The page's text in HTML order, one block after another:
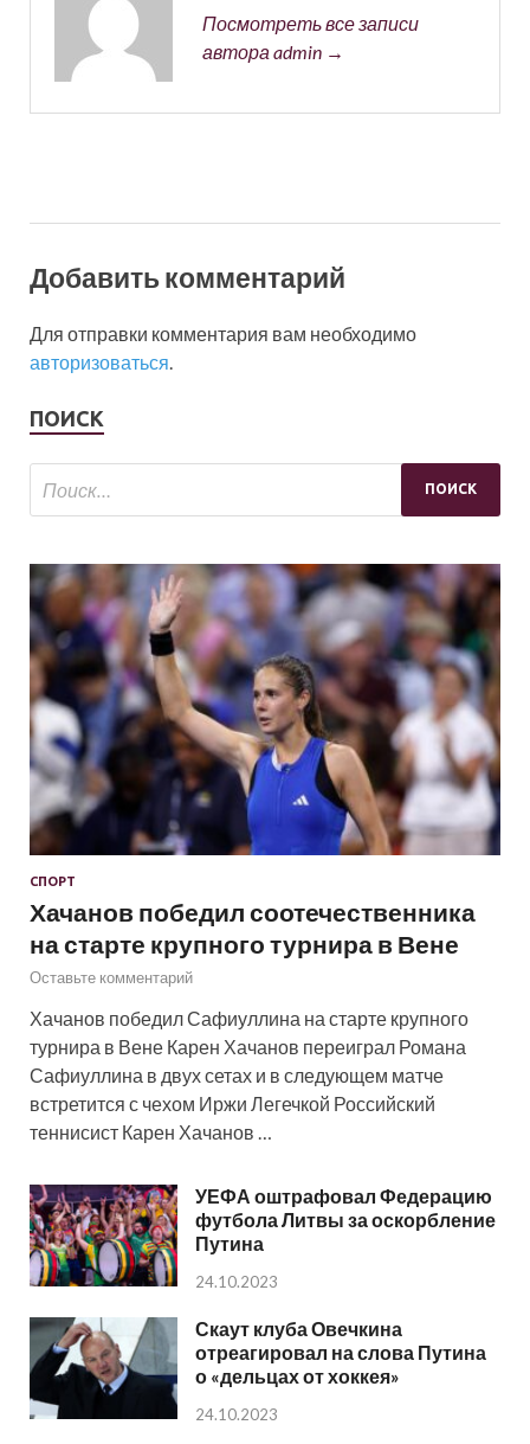
Посмотреть все записи
автора admin →
Добавить комментарий
Для отправки комментария вам необходимо
авторизоваться.
ПОИСК
СПОРТ
Хачанов победил соотечественника
на старте крупного турнира в Вене
Оставьте комментарий
Хачанов победил Сафиуллина на старте крупного
турнира в Вене Карен Хачанов переиграл Романа
Сафиуллина в двух сетах и в следующем матче
встретится с чехом Иржи Легечкой Российский
теннисист Карен Хачанов …
УЕФА оштрафовал Федерацию
футбола Литвы за оскорбление
Путина
24.10.2023
Скаут клуба Овечкина
отреагировал на слова Путина
о «дельцах от хоккея»
24.10.2023